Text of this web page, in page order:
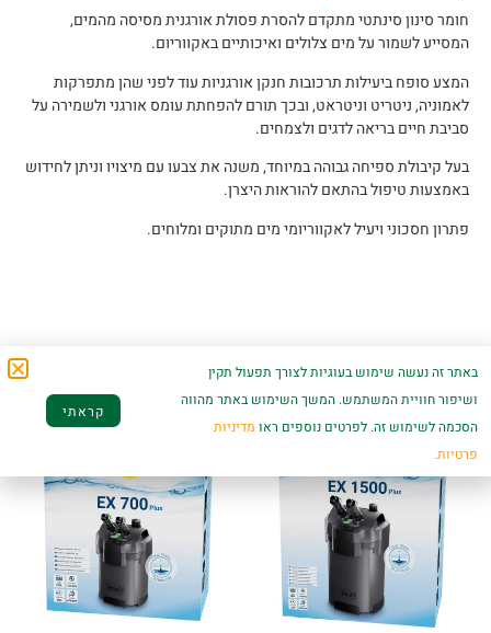
חומר סינון סינתטי מתקדם להסרת פסולת אורגנית מסיסה מהמים,
המסייע לשמור על מים צלולים ואיכותיים באקווריום.
המצע סופח ביעילות תרכובות חנקן אורגניות עוד לפני שהן מתפרקות
לאמוניה, ניטריט וניטראט, ובכך תורם להפחתת עומס אורגני ולשמירה על
סביבת חיים בריאה לדגים ולצמחים.
בעל קיבולת ספיחה גבוהה במיוחד, משנה את צבעו עם מיצויו וניתן לחידוש
באמצעות טיפול בהתאם להוראות היצרן.
פתרון חסכוני ויעיל לאקווריומי מים מתוקים ומלוחים.
באתר זה נעשה שימוש בעוגיות לצורך תפעול תקין
ושיפור חוויית המשתמש. המשך השימוש באתר מהווה
הסכמה לשימוש זה. לפרטים נוספים ראו מדיניות
פרטיות.
קראתי